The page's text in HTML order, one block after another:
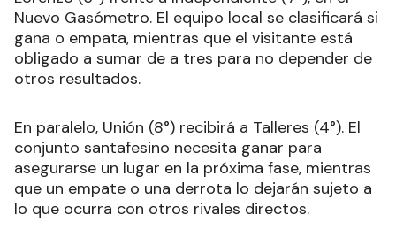
Nuevo Gasómetro. El equipo local se clasificará si
gana o empata, mientras que el visitante está
obligado a sumar de a tres para no depender de
otros resultados.
En paralelo, Unión (8°) recibirá a Talleres (4°). El
conjunto santafesino necesita ganar para
asegurarse un lugar en la próxima fase, mientras
que un empate o una derrota lo dejarán sujeto a
lo que ocurra con otros rivales directos.